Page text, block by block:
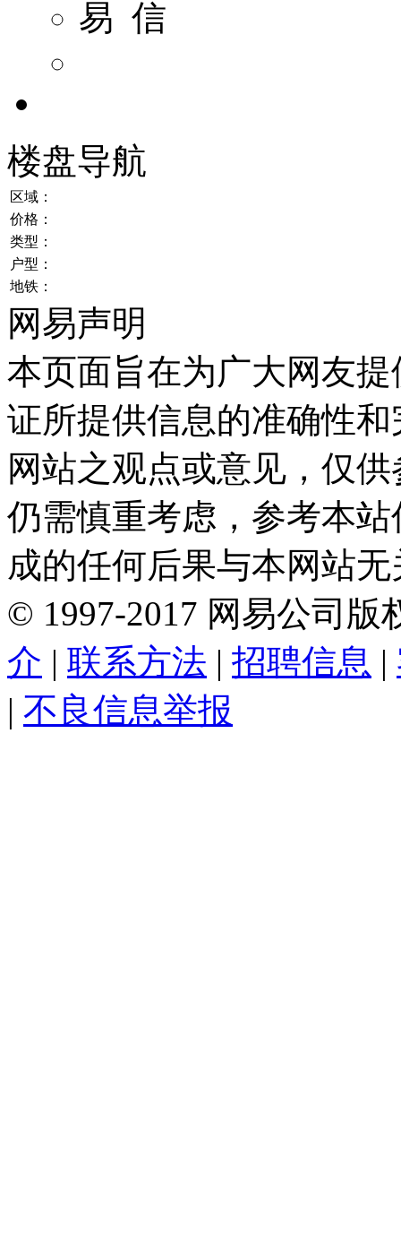
易 信
楼盘导航
区域：
价格：
类型：
户型：
地铁：
网易声明
本页面旨在为广大网友
证所提供信息的准确性
网站之观点或意见，仅
仍需慎重考虑，参考本
成的任何后果与本网站
© 1997-2017 网易公司版
介 | 联系方法 | 招聘信息 |
| 不良信息举报